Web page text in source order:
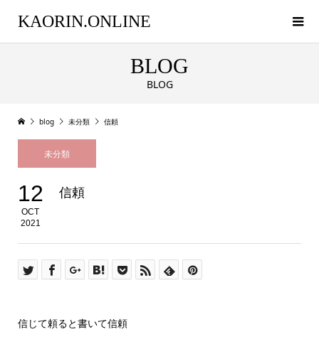
KAORIN.ONLINE
BLOG
BLOG
blog 未分類 信頼
未分類
12
OCT
2021
信頼
信じて頼ると書いて信頼